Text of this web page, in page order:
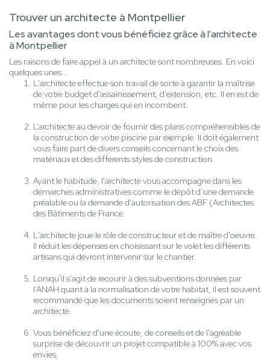
Trouver un architecte à Montpellier
Les avantages dont vous bénéficiez grâce à l'architecte
à Montpellier
Les raisons de faire appel à un architecte sont nombreuses. En voici
quelques unes...
L'architecte effectue son travail de sorte à garantir la maîtrise
de votre budget d'assainissement, d'extension, etc. Il en est de
même pour les charges qui en incombent.
L’architecte au devoir de fournir des plans compréhensibles de
la construction de votre piscine par exemple. Il doit également
vous faire part de divers conseils concernant le choix des
matériaux et des différents styles de construction.
Ayant le habitude, l'architecte vous accompagne dans les
démarches administratives comme le dépôt d’une demande
préalable ou la demande d'autorisation des ABF (Architectes
des Bâtiments de France.
L'architecte joue le rôle de constructeur et de maître d'oeuvre.
Il réduit les dépenses en choisissant sur le volet les différents
artisans qui devront intervenir sur le chantier.
Lorsqu'il s'agit de recourir à des subventions données par
l’ANAH quant à la normalisation de votre habitat, il est souvent
recommandé que les documents soient renseignés par un
architecte.
Vous bénéficiez d'une écoute, de conseils et de l'agréable
surprise de découvrir un projet compatible à 100% avec vos
envies.